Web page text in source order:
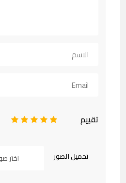
تقييم 5
4
3
2
تحميل الصور اختر